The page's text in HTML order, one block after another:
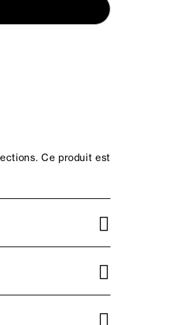
Ce produit est